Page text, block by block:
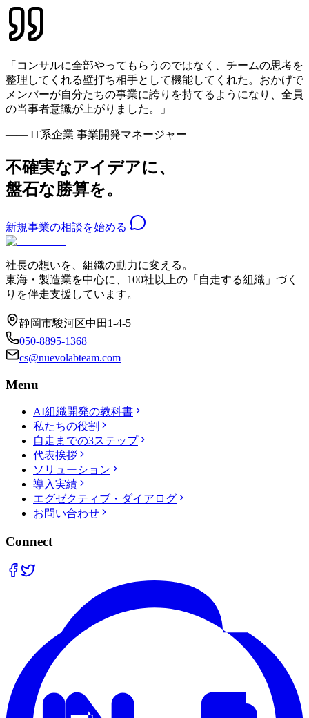
「コンサルに全部やってもらうのではなく、チームの思考を
整理してくれる壁打ち相手として機能してくれた。おかげで
メンバーが自分たちの事業に誇りを持てるようになり、全員
の当事者意識が上がりました。」
—— IT系企業 事業開発マネージャー
不確実なアイデアに、
盤石な勝算を。
新規事業の相談を始める
社長の想いを、組織の動力に変える。
東海・製造業を中心に、100社以上の「自走する組織」づく
りを伴走支援しています。
静岡市駿河区中田1-4-5
050-8895-1368
cs@nuevolabteam.com
Menu
AI組織開発の教科書
私たちの役割
自走までの3ステップ
代表挨拶
ソリューション
導入実績
エグゼクティブ・ダイアログ
お問い合わせ
Connect